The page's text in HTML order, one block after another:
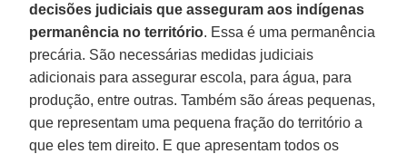
decisões judiciais que asseguram aos indígenas
permanência no território. Essa é uma permanência
precária. São necessárias medidas judiciais
adicionais para assegurar escola, para água, para
produção, entre outras. Também são áreas pequenas,
que representam uma pequena fração do território a
que eles tem direito. E que apresentam todos os